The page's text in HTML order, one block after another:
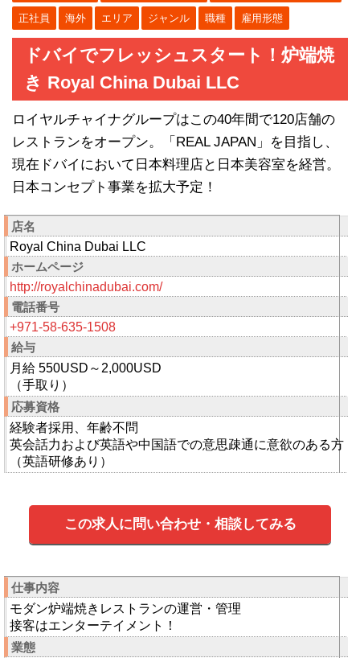
正社員 海外 エリア ジャンル 職種 雇用形態
ドバイでフレッシュスタート！炉端焼
き Royal China Dubai LLC
ロイヤルチャイナグループはこの40年間で120店舗の
レストランをオープン。「REAL JAPAN」を目指し、
現在ドバイにおいて日本料理店と日本美容室を経営。
日本コンセプト事業を拡大予定！
店名
Royal China Dubai LLC
ホームページ
http://royalchinadubai.com/
電話番号
+971-58-635-1508
給与
月給 550USD～2,000USD
（手取り）
応募資格
経験者採用、年齢不問
英会話力および英語や中国語での意思疎通に意欲のある方
（英語研修あり）
この求人に問い合わせ・相談してみる
仕事内容
モダン炉端焼きレストランの運営・管理
接客はエンターテイメント！
業態